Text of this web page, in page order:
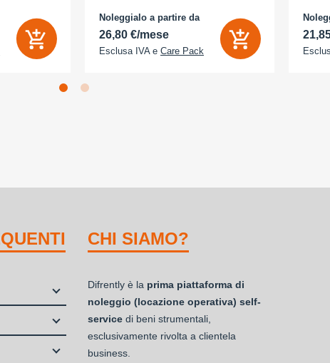
- Memoria Interna (ROM): 512 GB -
Espandibile fino a: 0 GB - Dual Sim: Sì
Noleggialo a partire da
26,80 €/mese
Esclusa IVA e Care Pack
è una
utile
Associati
CHI SIAMO?
Difrently è la prima piattaforma di
noleggio (locazione operativa) self-
service di beni strumentali,
esclusivamente rivolta a clientela
business.